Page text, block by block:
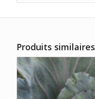
Produits similaires